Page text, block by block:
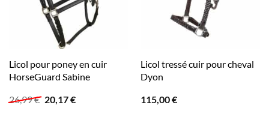
Licol pour poney en cuir
HorseGuard Sabine
26,99€ Le
prix
20,17€Le
Licol tressé cuir pour cheval
Dyon
115,00€